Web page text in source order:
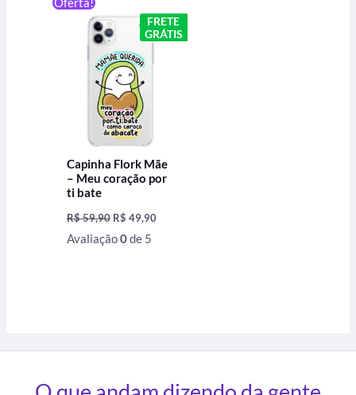
Oferta!
FRETE
GRÁTIS
Capinha Flork Mãe
– Meu coração por
ti bate
R$59,90
original
era:
R$ 59,90.
R$ 49,90
preço
atual
é:
Avaliação0de 5